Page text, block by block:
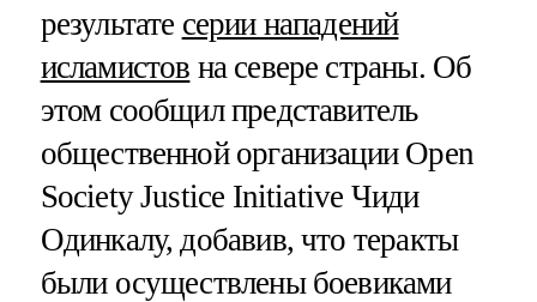
результате серии нападений
исламистов на севере страны. Об
этом сообщил представитель
общественной организации Open
Society Justice Initiative Чиди
Одинкалу, добавив, что теракты
были осуществлены боевиками